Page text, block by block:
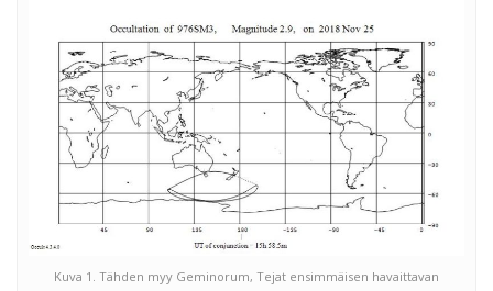
Kuva 1. Tähden myy Geminorum, Tejat ensimmäisen havaittavan